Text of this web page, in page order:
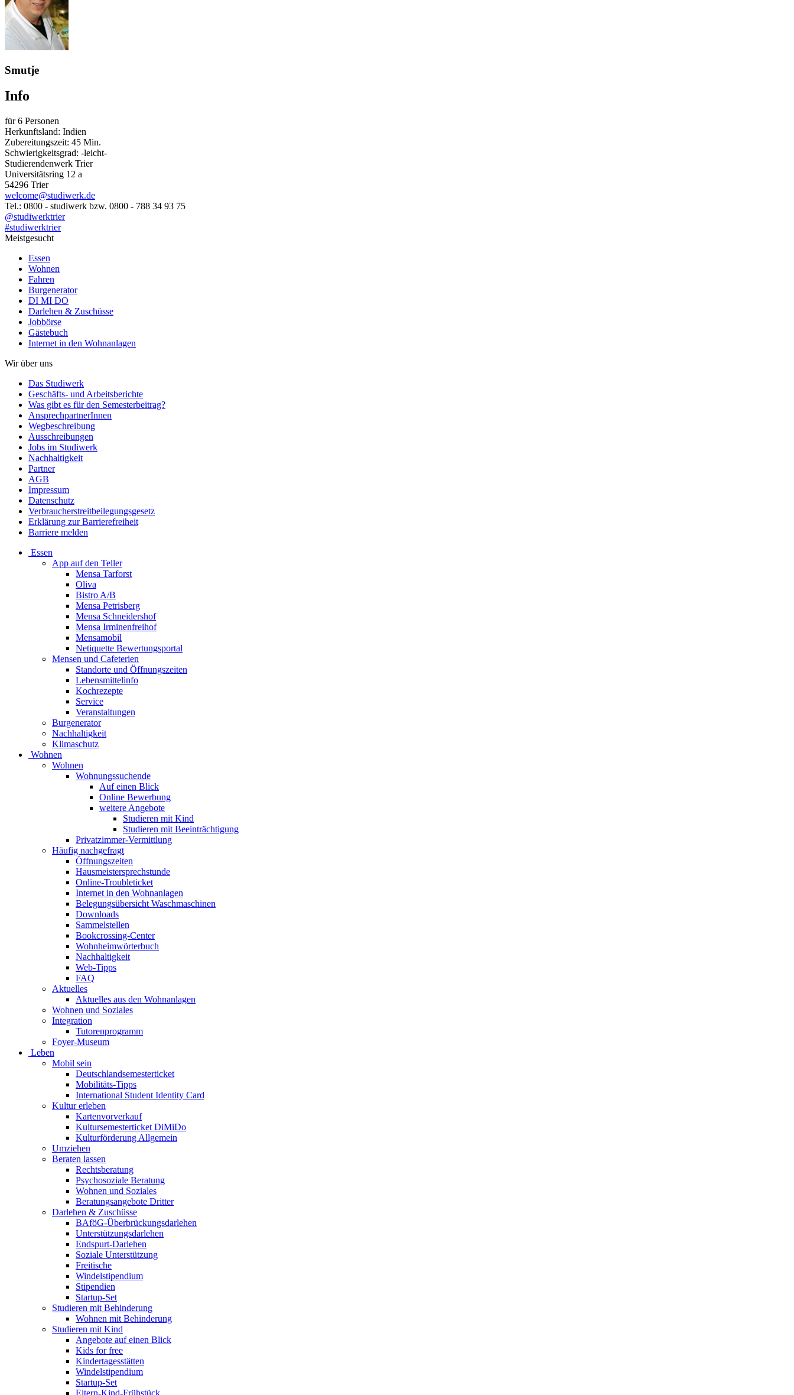
Smutje
Info
für 6 Personen
Herkunftsland: Indien
Zubereitungszeit: 45 Min.
Schwierigkeitsgrad: -leicht-
Studierendenwerk Trier
Universitätsring 12 a
54296 Trier
welcome@studiwerk.de
Tel.: 0800 - studiwerk bzw. 0800 - 788 34 93 75
@studiwerktrier
#studiwerktrier
Meistgesucht
Essen
Wohnen
Fahren
Burgenerator
DI MI DO
Darlehen & Zuschüsse
Jobbörse
Gästebuch
Internet in den Wohnanlagen
Wir über uns
Das Studiwerk
Geschäfts- und Arbeitsberichte
Was gibt es für den Semesterbeitrag?
AnsprechpartnerInnen
Wegbeschreibung
Ausschreibungen
Jobs im Studiwerk
Nachhaltigkeit
Partner
AGB
Impressum
Datenschutz
Verbraucherstreitbeilegungsgesetz
Erklärung zur Barrierefreiheit
Barriere melden
Essen
App auf den Teller
Mensa Tarforst
Oliva
Bistro A/B
Mensa Petrisberg
Mensa Schneidershof
Mensa Irminenfreihof
Mensamobil
Netiquette Bewertungsportal
Mensen und Cafeterien
Standorte und Öffnungszeiten
Lebensmittelinfo
Kochrezepte
Service
Veranstaltungen
Burgenerator
Nachhaltigkeit
Klimaschutz
Wohnen
Wohnen
Wohnungssuchende
Auf einen Blick
Online Bewerbung
weitere Angebote
Studieren mit Kind
Studieren mit Beeinträchtigung
Privatzimmer-Vermittlung
Häufig nachgefragt
Öffnungszeiten
Hausmeistersprechstunde
Online-Troubleticket
Internet in den Wohnanlagen
Belegungsübersicht Waschmaschinen
Downloads
Sammelstellen
Bookcrossing-Center
Wohnheimwörterbuch
Nachhaltigkeit
Web-Tipps
FAQ
Aktuelles
Aktuelles aus den Wohnanlagen
Wohnen und Soziales
Integration
Tutorenprogramm
Foyer-Museum
Leben
Mobil sein
Deutschlandsemesterticket
Mobilitäts-Tipps
International Student Identity Card
Kultur erleben
Kartenvorverkauf
Kultursemesterticket DiMiDo
Kulturförderung Allgemein
Umziehen
Beraten lassen
Rechtsberatung
Psychosoziale Beratung
Wohnen und Soziales
Beratungsangebote Dritter
Darlehen & Zuschüsse
BAföG-Überbrückungsdarlehen
Unterstützungsdarlehen
Endspurt-Darlehen
Soziale Unterstützung
Freitische
Windelstipendium
Stipendien
Startup-Set
Studieren mit Behinderung
Wohnen mit Behinderung
Studieren mit Kind
Angebote auf einen Blick
Kids for free
Kindertagesstätten
Windelstipendium
Startup-Set